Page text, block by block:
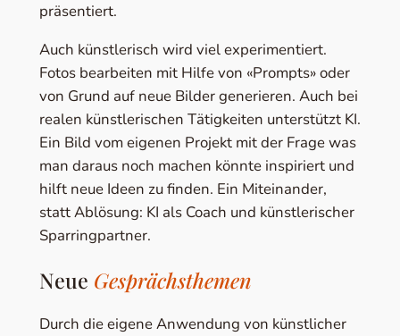
präsentiert.
Auch künstlerisch wird viel experimentiert.
Fotos bearbeiten mit Hilfe von «Prompts» oder
von Grund auf neue Bilder generieren. Auch bei
realen künstlerischen Tätigkeiten unterstützt KI.
Ein Bild vom eigenen Projekt mit der Frage was
man daraus noch machen könnte inspiriert und
hilft neue Ideen zu finden. Ein Miteinander,
statt Ablösung: KI als Coach und künstlerischer
Sparringpartner.
Neue Gesprächsthemen
Durch die eigene Anwendung von künstlicher